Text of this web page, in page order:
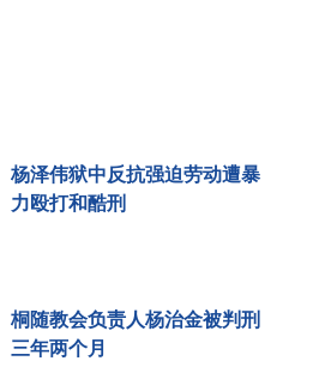
杨泽伟狱中反抗强迫劳动遭暴
力殴打和酷刑
桐随教会负责人杨治金被判刑
三年两个月